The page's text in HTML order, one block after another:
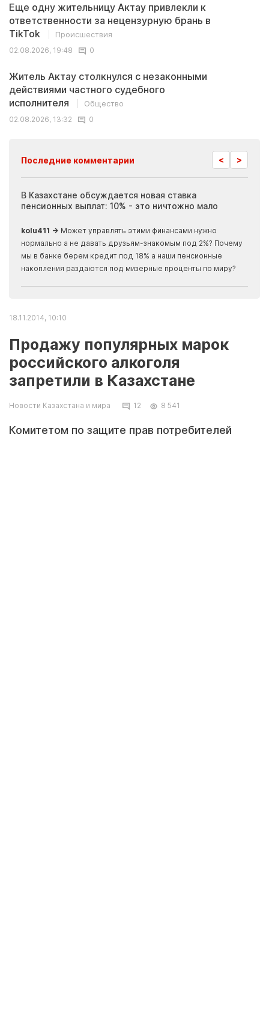
Еще одну жительницу Актау привлекли к
ответственности за нецензурную брань в
TikTok
Происшествия
02.08.2026, 19:48
0
Житель Актау столкнулся с незаконными
действиями частного судебного
исполнителя
Общество
02.08.2026, 13:32
0
Последние комментарии < >
В Казахстане обсуждается новая ставка
пенсионных выплат: 10% - это ничтожно мало
kolu411 → Может управлять этими финансами нужно
нормально а не давать друзьям-знакомым под 2%? Почему
мы в банке берем кредит под 18% а наши пенсионные
накопления раздаются под мизерные проценты по миру?
18.11.2014, 10:10
Продажу популярных марок
российского алкоголя
запретили в Казахстане
Новости Казахстана и мира 12 8 541
Комитетом по защите прав потребителей